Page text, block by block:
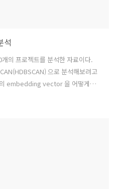
석
의 프로젝트를 분석한 자료이다.
으로 분석해보려고
embedding vector 을 어떻게
다. 아래는 Gemini 2.5 Pro 을 통